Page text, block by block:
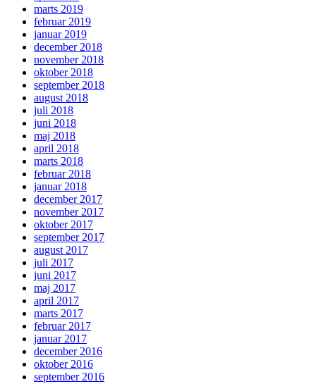
marts 2019
februar 2019
januar 2019
december 2018
november 2018
oktober 2018
september 2018
august 2018
juli 2018
juni 2018
maj 2018
april 2018
marts 2018
februar 2018
januar 2018
december 2017
november 2017
oktober 2017
september 2017
august 2017
juli 2017
juni 2017
maj 2017
april 2017
marts 2017
februar 2017
januar 2017
december 2016
oktober 2016
september 2016